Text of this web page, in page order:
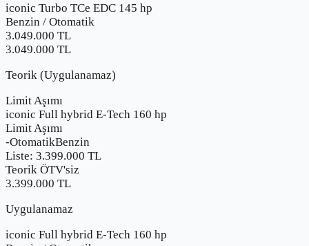
iconic Turbo TCe EDC 145 hp
Benzin / Otomatik
3.049.000 TL
3.049.000 TL
Teorik (Uygulanamaz)
Limit Aşımı
iconic Full hybrid E-Tech 160 hp
Limit Aşımı
-OtomatikBenzin
Liste: 3.399.000 TL
Teorik ÖTV'siz
3.399.000 TL
Uygulanamaz
iconic Full hybrid E-Tech 160 hp